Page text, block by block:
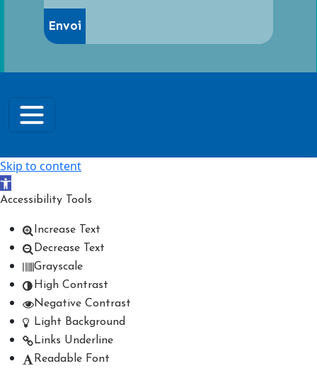
Skip to content
Open toolbar
Accessibility Tools
Increase Text
Decrease Text
Grayscale
High Contrast
Negative Contrast
Light Background
Links Underline
Readable Font